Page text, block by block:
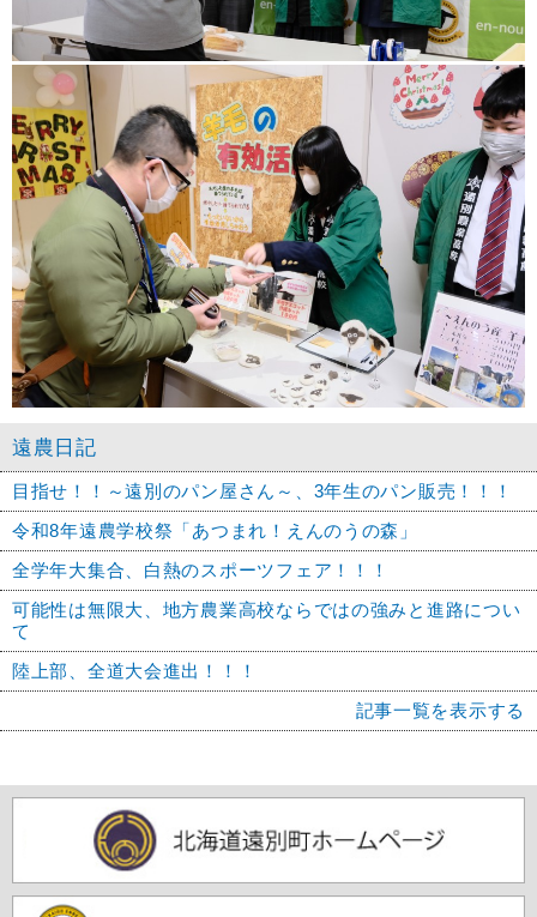
遠農日記
目指せ！！～遠別のパン屋さん～、3年生のパン販売！！！
令和8年遠農学校祭「あつまれ！えんのうの森」
全学年大集合、白熱のスポーツフェア！！！
可能性は無限大、地方農業高校ならではの強みと進路につい
て
陸上部、全道大会進出！！！
記事一覧を表示する